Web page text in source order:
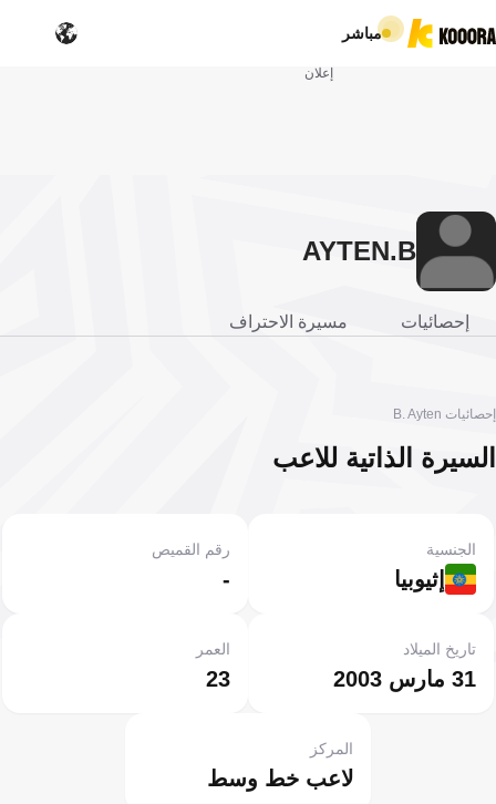
مباشر
إعلان
B.
AYTEN
إحصائيات مسيرة الاحتراف
إحصائيات B. Ayten
السيرة الذاتية للاعب
إثيوبيا
الجنسية
-
رقم القميص
31 مارس 2003
تاريخ الميلاد
23
العمر
لاعب خط وسط
المركز